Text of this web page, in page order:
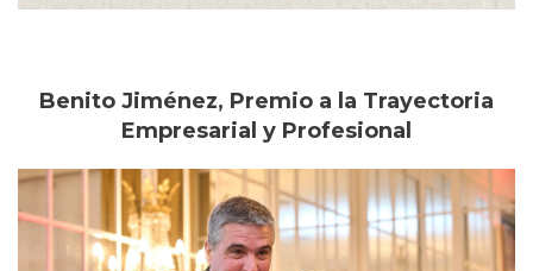
Benito Jiménez, Premio a la Trayectoria
Empresarial y Profesional